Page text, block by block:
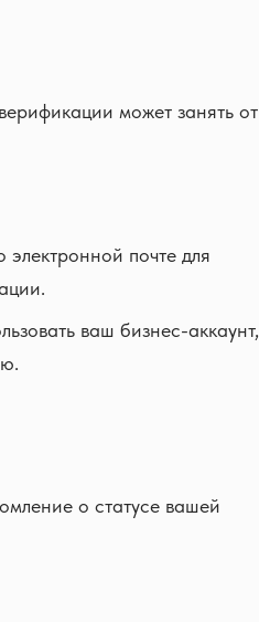
может занять от
почте для
ваш бизнес-аккаунт,
о статусе вашей